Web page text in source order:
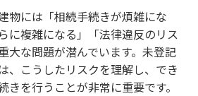
物には「相続手続きが煩雑にな
に複雑になる」「法律違反のリス
大な問題が潜んでいます。未登記
、こうしたリスクを理解し、でき
きを行うことが非常に重要です。